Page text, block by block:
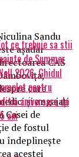
Sandu
aşadar
CAS
care
şi angajaţi
Casei de
de fostul
îndeplineşte
acestei
ce trebuie sa stii
de Summer
2026. Ghidul
pentru
aniversara de
ani